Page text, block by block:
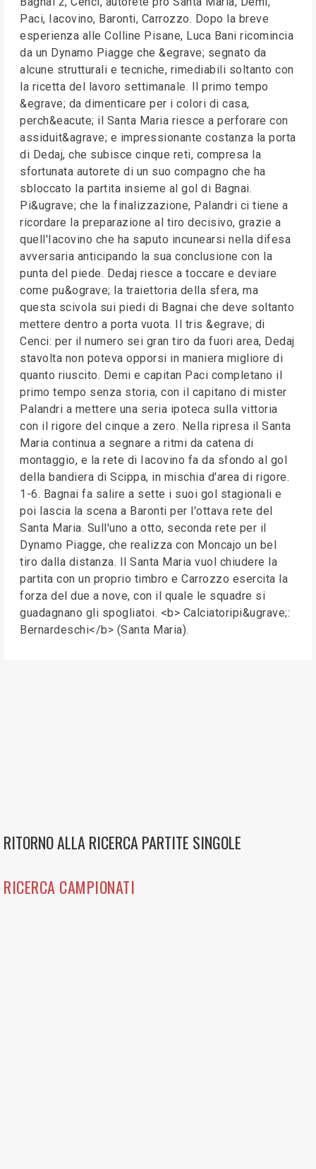
Paci, Iacovino, Baronti, Carrozzo. Dopo la breve
esperienza alle Colline Pisane, Luca Bani ricomincia
da un Dynamo Piagge che &egrave; segnato da
alcune strutturali e tecniche, rimediabili soltanto con
la ricetta del lavoro settimanale. Il primo tempo
&egrave; da dimenticare per i colori di casa,
perch&eacute; il Santa Maria riesce a perforare con
assiduit&agrave; e impressionante costanza la porta
di Dedaj, che subisce cinque reti, compresa la
sfortunata autorete di un suo compagno che ha
sbloccato la partita insieme al gol di Bagnai.
Pi&ugrave; che la finalizzazione, Palandri ci tiene a
ricordare la preparazione al tiro decisivo, grazie a
quell'Iacovino che ha saputo incunearsi nella difesa
avversaria anticipando la sua conclusione con la
punta del piede. Dedaj riesce a toccare e deviare
come pu&ograve; la traiettoria della sfera, ma
questa scivola sui piedi di Bagnai che deve soltanto
mettere dentro a porta vuota. Il tris &egrave; di
Cenci: per il numero sei gran tiro da fuori area, Dedaj
stavolta non poteva opporsi in maniera migliore di
quanto riuscito. Demi e capitan Paci completano il
primo tempo senza storia, con il capitano di mister
Palandri a mettere una seria ipoteca sulla vittoria
con il rigore del cinque a zero. Nella ripresa il Santa
Maria continua a segnare a ritmi da catena di
montaggio, e la rete di Iacovino fa da sfondo al gol
della bandiera di Scippa, in mischia d'area di rigore.
1-6. Bagnai fa salire a sette i suoi gol stagionali e
poi lascia la scena a Baronti per l'ottava rete del
Santa Maria. Sull'uno a otto, seconda rete per il
Dynamo Piagge, che realizza con Moncajo un bel
tiro dalla distanza. Il Santa Maria vuol chiudere la
partita con un proprio timbro e Carrozzo esercita la
forza del due a nove, con il quale le squadre si
guadagnano gli spogliatoi. <b> Calciatoripi&ugrave;:
Bernardeschi</b> (Santa Maria).
RITORNO ALLA RICERCA PARTITE SINGOLE
RICERCA CAMPIONATI